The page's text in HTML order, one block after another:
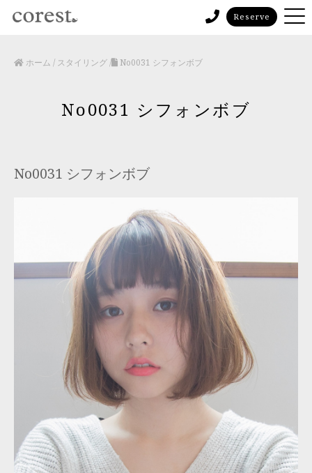
Reserve
ホーム / スタイリング/ No0031 シフォンボブ
No0031 シフォンボブ
No0031 シフォンボブ